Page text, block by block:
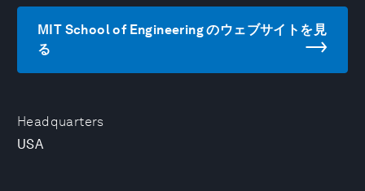
Headquarters
USA
MIT School of Engineering のウェブサイトを見
る